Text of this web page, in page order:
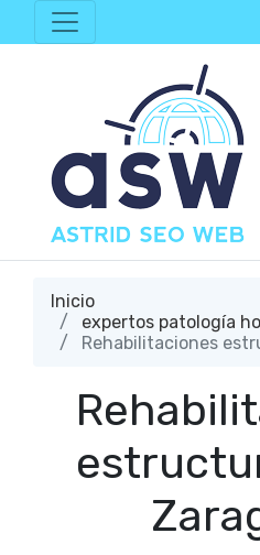
Inicio
expertos patología
Rehabilitaciones